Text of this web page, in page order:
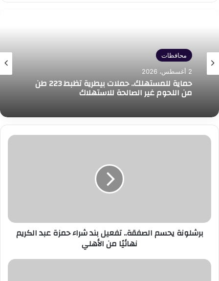
محافظات
2 أغسطس، 2026
حماية للمستهلك.. حملات بيطرية تظبط 223 طن
من اللحوم غير الصالحة للاستهلاك
برشلونة
الكريم
نهائيًابرشلونة يحسم الصفقة.. تفعيل بند شراء حمزة عبد الكريم
نهائيًا من الأهلي
رئيس